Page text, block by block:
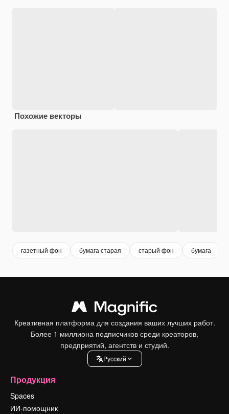
Похожие векторы
газетный фон бумага старая старый фон бумага
Креативная платформа для создания ваших лучших работ.
Более 1 миллиона подписчиков среди креаторов,
предприятий, агентств и студий.
Pусский
Продукция
Spaces
ИИ-помощник